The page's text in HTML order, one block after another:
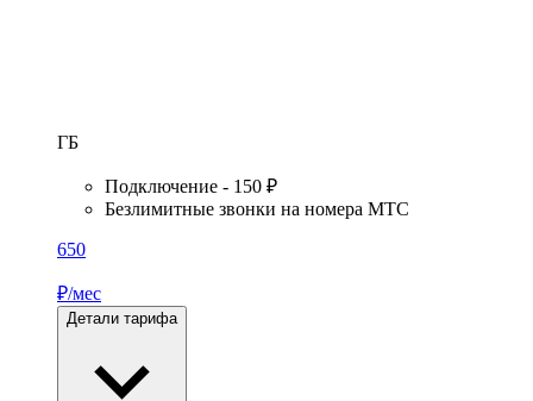
ГБ
Подключение - 150 ₽
Безлимитные звонки на номера МТС
650
₽/мес
Детали тарифа